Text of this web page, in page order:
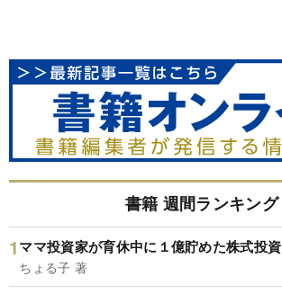
書籍 週間ランキング
ママ投資家が育休中に１億貯めた株式投資
ちょる子 著